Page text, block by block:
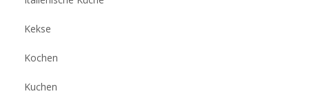
Kekse
Kochen
Kuchen